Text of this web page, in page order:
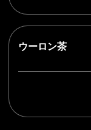
ウーロン茶